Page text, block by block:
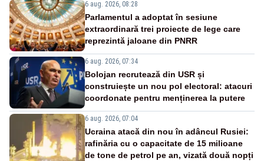
6 aug. 2026, 08:28
Parlamentul a adoptat în sesiune
extraordinară trei proiecte de lege care
reprezintă jaloane din PNRR
6 aug. 2026, 07:34
Bolojan recrutează din USR și
construiește un nou pol electoral: atacuri
coordonate pentru menținerea la putere
6 aug. 2026, 07:04
Ucraina atacă din nou în adâncul Rusiei:
rafinăria cu o capacitate de 15 milioane
de tone de petrol pe an, vizată două nopți